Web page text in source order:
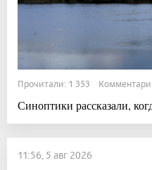
Прочитали: 1 353
Синоптики рассказали,
11:56, 5 авг 2026